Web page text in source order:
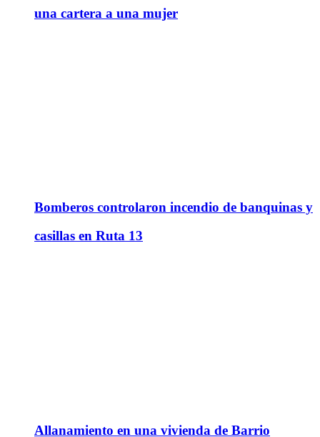
una cartera a una mujer
Bomberos controlaron incendio de banquinas y
casillas en Ruta 13
Allanamiento en una vivienda de Barrio